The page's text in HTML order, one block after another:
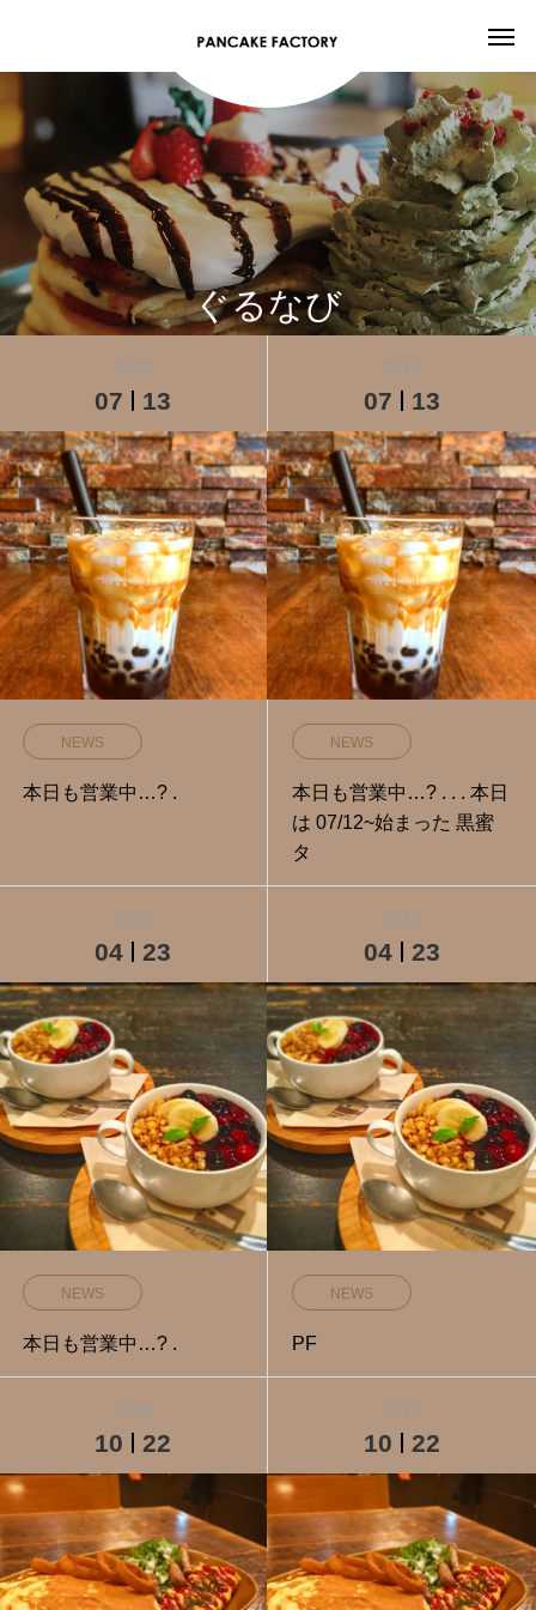
ぐるなび
2019
07 13
NEWS
本日も営業中…? .
2019
07 13
NEWS
本日も営業中…? . . . 本日
は 07/12~始まった 黒蜜
タ
2019
04 23
NEWS
本日も営業中…? .
2019
04 23
NEWS
PF
2018
10 22
2018
10 22